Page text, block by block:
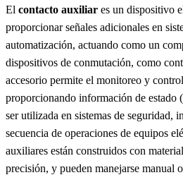
El contacto auxiliar es un dispositivo
proporcionar señales adicionales en
automatización, actuando como un
dispositivos de conmutación, como
accesorio permite el monitoreo y
proporcionando información de estado
ser utilizada en sistemas de seguridad,
secuencia de operaciones de equipos
auxiliares están construidos con
precisión, y pueden manejarse manual